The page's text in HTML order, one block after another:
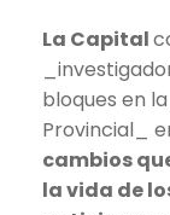
La Capital
bloques en
Provincial_
cambios
la vida de